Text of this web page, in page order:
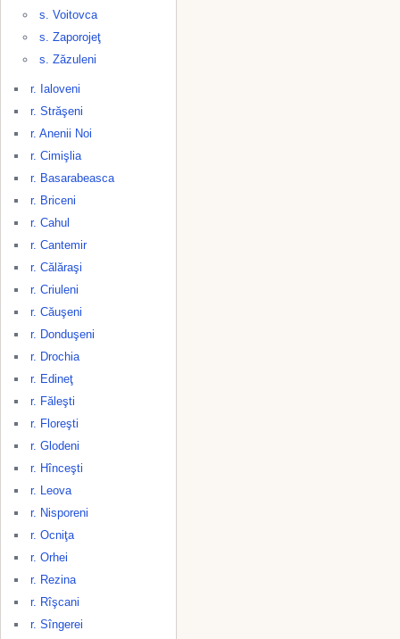
s. Voitovca
s. Zaporojeţ
s. Zăzuleni
r. Ialoveni
r. Străşeni
r. Anenii Noi
r. Cimişlia
r. Basarabeasca
r. Briceni
r. Cahul
r. Cantemir
r. Călăraşi
r. Criuleni
r. Căuşeni
r. Donduşeni
r. Drochia
r. Edineţ
r. Făleşti
r. Floreşti
r. Glodeni
r. Hînceşti
r. Leova
r. Nisporeni
r. Ocniţa
r. Orhei
r. Rezina
r. Rîşcani
r. Sîngerei